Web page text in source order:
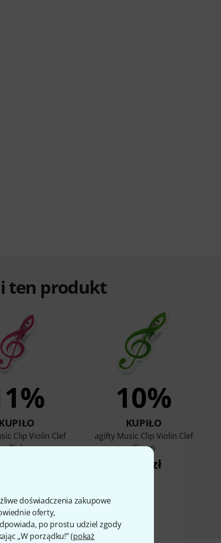
doświadczenia zakupowe
oferty,
po prostu udziel zgody
„W porządku!” (pokaż
ten produkt
KUPIŁO
Clip Violin Clef
Pink
10%
KUPIŁO
agifty Music Clip Violin Clef
Green
7,90 zł